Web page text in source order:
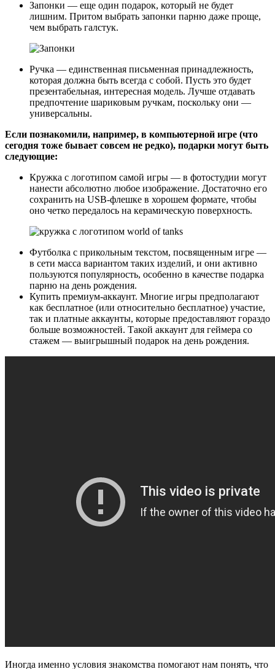
Запонки — еще один подарок, который не будет
лишним. Притом выбрать запонки парню даже проще,
чем выбрать галстук.
Ручка — единственная письменная принадлежность,
которая должна быть всегда с собой. Пусть это будет
презентабельная, интересная модель. Лучше отдавать
предпочтение шариковым ручкам, поскольку они —
универсальны.
Если познакомили, например, в компьютерной игре (что
сегодня тоже бывает совсем не редко), подарки могут быть
следующие:
Кружка с логотипом самой игры — в фотостудии могут
нанести абсолютно любое изображение. Достаточно его
сохранить на USB-флешке в хорошем формате, чтобы
оно четко передалось на керамическую поверхность.
Футболка с прикольным текстом, посвященным игре —
в сети масса вариантом таких изделий, и они активно
пользуются популярность, особенно в качестве подарка
парню на день рождения.
Купить премиум-аккаунт. Многие игры предполагают
как бесплатное (или относительно бесплатное) участие,
так и платные аккаунты, которые предоставляют гораздо
больше возможностей. Такой аккаунт для геймера со
стажем — выигрышный подарок на день рождения.
Иногда именно условия знакомства помогают нам понять, что